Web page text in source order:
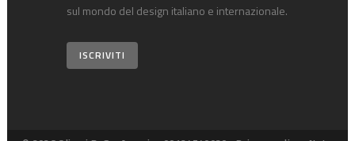
sul mondo del design italiano e internazionale.
ISCRIVITI